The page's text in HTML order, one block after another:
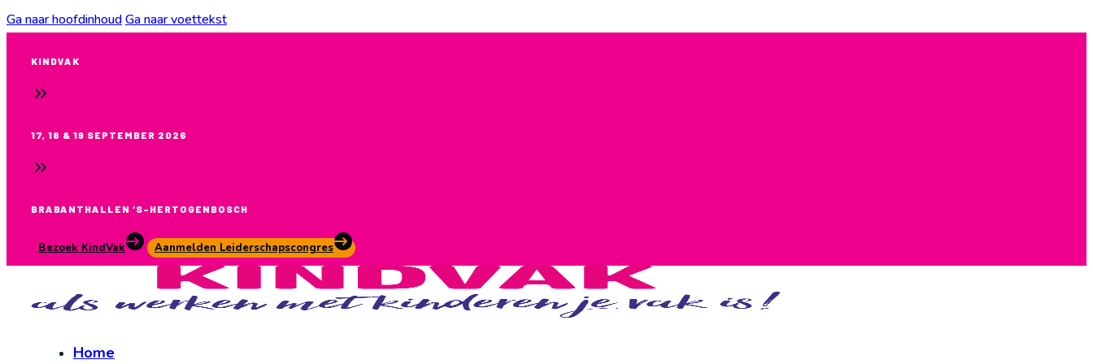
Ga naar hoofdinhoudGa naar voettekst
KINDVAK
17, 18 & 19 SEPTEMBER 2026
BRABANTHALLEN ‘S-HERTOGENBOSCH
Bezoek KindVak Aanmelden Leiderschapscongres
Home